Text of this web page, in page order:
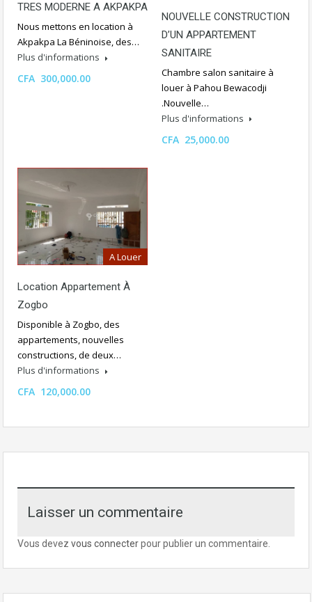
TRES MODERNE A AKPAKPA
Nous mettons en location à
Akpakpa La Béninoise, des…
Plus d'informations
CFA 300,000.00
NOUVELLE CONSTRUCTION
D’UN APPARTEMENT
SANITAIRE
Chambre salon sanitaire à
louer à Pahou Bewacodji
.Nouvelle…
Plus d'informations
CFA 25,000.00
A Louer
Location Appartement À
Zogbo
Disponible à Zogbo, des
appartements, nouvelles
constructions, de deux…
Plus d'informations
CFA 120,000.00
Laisser un commentaire
Vous devez vous connecterpour publier un commentaire.